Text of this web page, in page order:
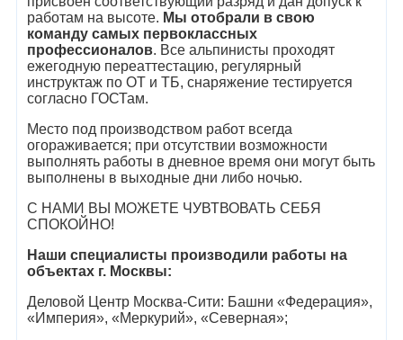
работам на высоте. Мы отобрали в свою
команду самых первоклассных
профессионалов. Все альпинисты проходят
ежегодную переаттестацию, регулярный
инструктаж по ОТ и ТБ, снаряжение тестируется
согласно ГОСТам.
Место под производством работ всегда
огораживается; при отсутствии возможности
выполнять работы в дневное время они могут быть
выполнены в выходные дни либо ночью.
С НАМИ ВЫ МОЖЕТЕ ЧУВТВОВАТЬ СЕБЯ
СПОКОЙНО!
Наши специалисты производили работы на
объектах г. Москвы:
Деловой Центр Москва-Сити: Башни «Федерация»,
«Империя», «Меркурий», «Северная»;